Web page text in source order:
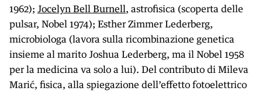
1962); Jocelyn Bell Burnell, astrofisica (scoperta delle
pulsar, Nobel 1974); Esther Zimmer Lederberg,
microbiologa (lavora sulla ricombinazione genetica
insieme al marito Joshua Lederberg, ma il Nobel 1958
per la medicina va solo a lui). Del contributo di Mileva
Marić, fisica, alla spiegazione dell’effetto fotoelettrico